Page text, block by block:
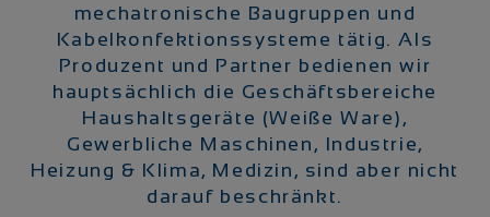
mechatronische Baugruppen und
Kabelkonfektionssysteme tätig. Als
Produzent und Partner bedienen wir
hauptsächlich die Geschäftsbereiche
Haushaltsgeräte (Weiße Ware),
Gewerbliche Maschinen, Industrie,
Heizung & Klima, Medizin, sind aber nicht
darauf beschränkt.